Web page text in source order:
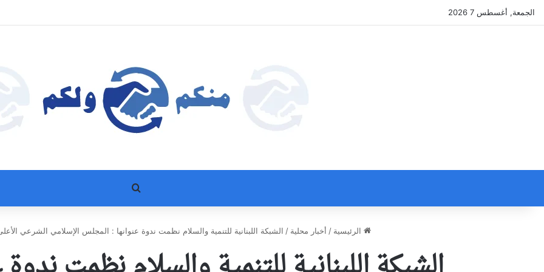
الجمعة, أغسطس 7 2026
بحث عن
الرئيسية / أخبار محلية / الشبكة اللبنانية للتنمية والسلام نظمت ندوة عنوانها : المجلس الإسلامي الشرعي